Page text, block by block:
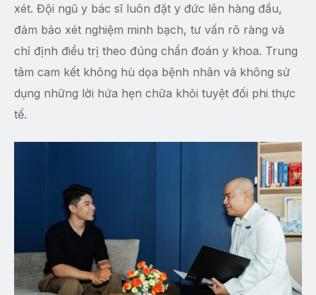
xét. Đội ngũ y bác sĩ luôn đặt y đức lên hàng đầu,
đảm bảo xét nghiệm minh bạch, tư vấn rõ ràng và
chỉ định điều trị theo đúng chẩn đoán y khoa. Trung
tâm cam kết không hù dọa bệnh nhân và không sử
dụng những lời hứa hẹn chữa khỏi tuyệt đối phi thực
tế.